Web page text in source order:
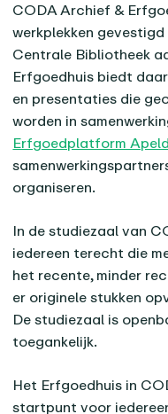
CODA Archief &
werkplekken
Centrale Bibliotheek
Erfgoedhuis biedt
en presentaties die
worden in
Erfgoedplatform
organiseren.
In de studiezaal van
iedereen terecht die
het recente, minder
er originele stukken
De studiezaal is
toegankelijk.
Het Erfgoedhuis in
startpunt voor